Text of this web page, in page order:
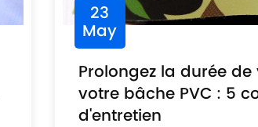
23
May
Prolongez la durée de
votre bâche PVC : 5
d'entretien